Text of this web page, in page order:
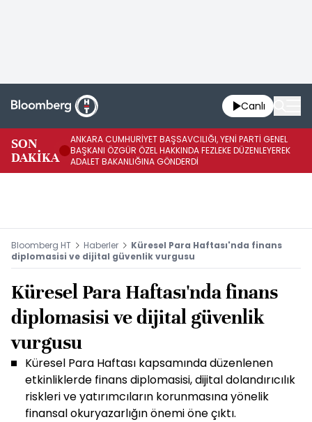
Canlı
SON
DAKİKA
ANKARA CUMHURİYET BAŞSAVCILIĞI, YENİ PARTİ GENEL
BAŞKANI ÖZGÜR ÖZEL HAKKINDA FEZLEKE DÜZENLEYEREK
ADALET BAKANLIĞINA GÖNDERDİ
Bloomberg HT Haberler
Küresel Para Haftası'nda finans
diplomasisi ve dijital güvenlik vurgusu
Küresel Para Haftası'nda finans
diplomasisi ve dijital güvenlik
vurgusu
Küresel Para Haftası kapsamında düzenlenen
etkinliklerde finans diplomasisi, dijital dolandırıcılık
riskleri ve yatırımcıların korunmasına yönelik
finansal okuryazarlığın önemi öne çıktı.